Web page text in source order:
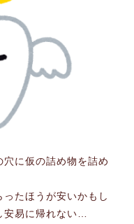
に仮の詰め物を詰め
たほうが安いかもし
安易に帰れない…